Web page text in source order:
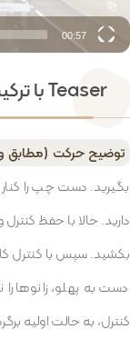
00:57
Teaser با ترکیب دست
توضیح حرکت (مطابق
بگیرید. دست چپ را
دارید. حالا با حفظ
بکشید. سپس با کنترل
دست به پهلو، زانوها
کنترل، به حالت اولیه